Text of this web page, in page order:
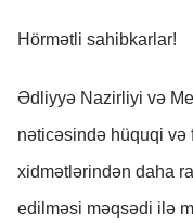
Hörmətli sahibkarlar!
Ədliyyə Nazirliyi və
nəticəsində hüquqi
xidmətlərindən daha
edilməsi məqsədi ilə